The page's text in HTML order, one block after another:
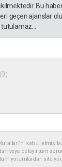
Bu
geçen ajanslar
(0)
kabul etmiş
veya dolaylı tüm
tüm yorumlardan site